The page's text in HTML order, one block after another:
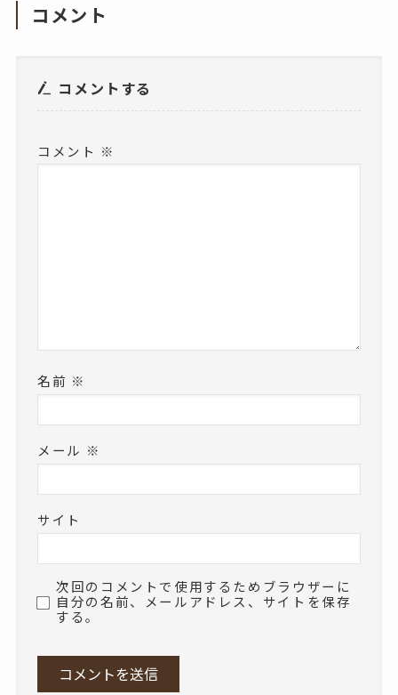
コメント
コメントする
コメント ※
名前 ※
メール ※
サイト
次回のコメントで使用するためブラウザーに
自分の名前、メールアドレス、サイトを保存
する。